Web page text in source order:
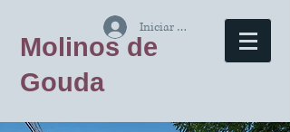
Molinos de
Gouda
Iniciar sesión